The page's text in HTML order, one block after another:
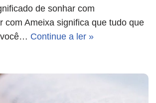
de sonhar com
com Ameixa significa que tudo que
você… Continue a ler »